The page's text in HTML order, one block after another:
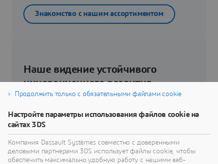
Знакомство с нашим ассортиментом
Наше видение устойчивого
инновационного развития
помогут вам переосмыслить свои изделия,
процессы и даже бизнес-модели для
реализации радикально новых устойчивых
инноваций.
Продолжить только с обязательными файлами cookie
Настройте параметры использования файлов cookie на
сайтах 3DS
Компания Dassault Systèmes совместно с доверенными
деловыми партнерами 3DS использует файлы cookie, чтобы
обеспечить максимально удобную работу с нашими веб-